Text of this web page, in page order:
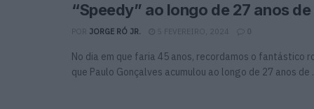
“Speedy” ao longo de 27 anos
JORGE RÓ JR. 5 FEVEREIRO, 2024 0
No dia em que faria 45 anos, recordamos o fantástico
que Paulo Gonçalves acumulou ao longo de 27 anos de